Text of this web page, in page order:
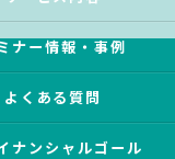
ナー情報・事例
よくある質問
ナンシャルゴール